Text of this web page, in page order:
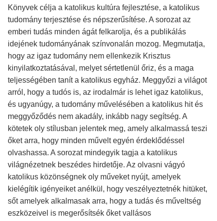
Könyvek célja a katolikus kultúra fejlesztése, a katolikus
tudomány terjesztése és népszerűsítése. A sorozat az
emberi tudás minden ágát felkarolja, és a publikálás
idejének tudományának színvonalán mozog. Megmutatja,
hogy az igaz tudomány nem ellenkezik Krisztus
kinyilatkoztatásával, melyet sértetlenül őriz, és a maga
teljességében tanít a katolikus egyház. Meggyőzi a világot
arról, hogy a tudós is, az irodalmár is lehet igaz katolikus,
és ugyanúgy, a tudomány művelésében a katolikus hit és
meggyőződés nem akadály, inkább nagy segítség. A
kötetek oly stílusban jelentek meg, amely alkalmassá teszi
őket arra, hogy minden művelt egyén érdeklődéssel
olvashassa. A sorozat mindegyik tagja a katolikus
világnézetnek beszédes hirdetője. Az olvasni vágyó
katolikus közönségnek oly műveket nyújt, amelyek
kielégítik igényeiket anélkül, hogy veszélyeztetnék hitüket,
sőt amelyek alkalmasak arra, hogy a tudás és műveltség
eszközeivel is megerősítsék őket vallásos